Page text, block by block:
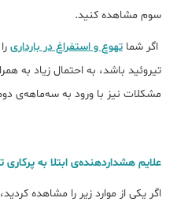
سوم مشاهده کنید.
اگر شما تهوع و‌ استفراغ در بارداری
مشکلات نیز با ورود به سه‌ماهه‌ی
علایم هشداردهنده‌ی ابتلا به پرکاری
اگر یکی از موارد زیر را مشاهده